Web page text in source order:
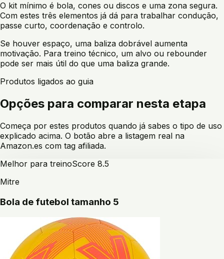
O kit mínimo é bola, cones ou discos e uma zona segura.
Com estes três elementos já dá para trabalhar condução,
passe curto, coordenação e controlo.
Se houver espaço, uma baliza dobrável aumenta
motivação. Para treino técnico, um alvo ou rebounder
pode ser mais útil do que uma baliza grande.
Produtos ligados ao guia
Opções para comparar nesta etapa
Começa por estes produtos quando já sabes o tipo de uso
explicado acima. O botão abre a listagem real na
Amazon.es com tag afiliada.
Melhor para treinoScore 8.5
Mitre
Bola de futebol tamanho 5